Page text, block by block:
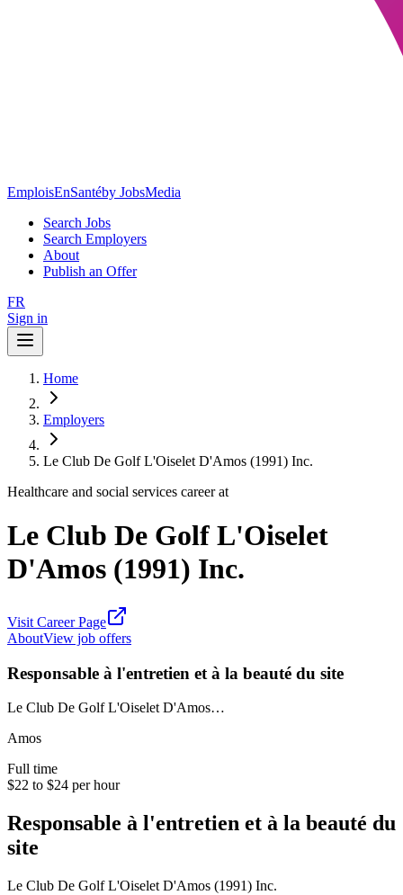
EmploisEnSantéby JobsMedia
Search Jobs
Search Employers
About
Publish an Offer
FR
Sign in
Home
Employers
Le Club De Golf L'Oiselet D'Amos (1991) Inc.
Healthcare and social services career at
Le Club De Golf L'Oiselet
D'Amos (1991) Inc.
Visit Career Page
AboutView job offers
Responsable à l'entretien et à la beauté du site
Le Club De Golf L'Oiselet D'Amos…
Amos
Full time
$22 to $24 per hour
Responsable à l'entretien et à la beauté du
site
Le Club De Golf L'Oiselet D'Amos (1991) Inc.